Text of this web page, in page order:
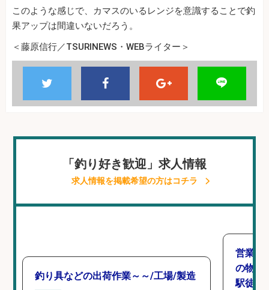
このような感じで、カマスのいるレンジを意識することで釣
果アップは間違いないだろう。
＜藤原信行／TSURINEWS・WEBライター＞
「釣り好き歓迎」求人情報
求人情報を掲載希望の方はコチラ
釣り具などの出荷作業～～/工場/製造
営業事
の物流
駅徒歩